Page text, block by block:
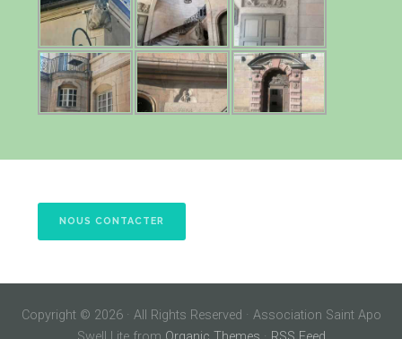
NOUS CONTACTER
Copyright © 2026 · All Rights Reserved · Association Saint Apo